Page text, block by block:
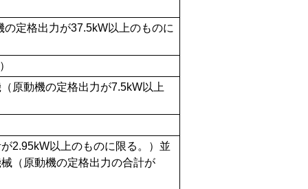
定格出力が37.5kW以上のものに
原動機の定格出力が7.5kW以上
2.95kW以上のものに限る。）並
（原動機の定格出力の合計が